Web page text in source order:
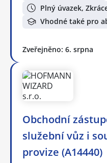
Plný úvazek,
Vhodné také pro
Zveřejněno: 6. srpna
Obchodní
služební vůz i
provize (A14440)